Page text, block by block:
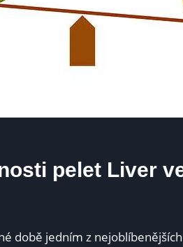
pelet Liver
době jedním z